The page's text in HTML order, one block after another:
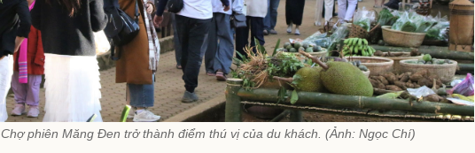
Chợ phiên Măng Đen trở thành điểm thú vị của du khách. (Ảnh: Ngọc Chí)